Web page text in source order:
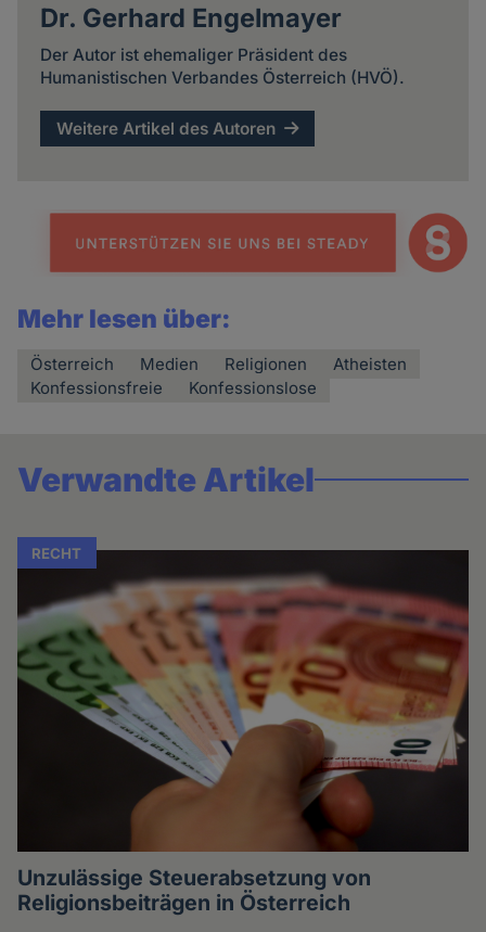
Dr. Gerhard Engelmayer
Der Autor ist ehemaliger Präsident des
Humanistischen Verbandes Österreich (HVÖ).
Weitere Artikel des Autoren
Mehr lesen über:
Österreich Medien Religionen
Atheisten
Konfessionsfreie
Konfessionslose
Verwandte Artikel
RECHT
Unzulässige Steuerabsetzung von
Religionsbeiträgen in Österreich